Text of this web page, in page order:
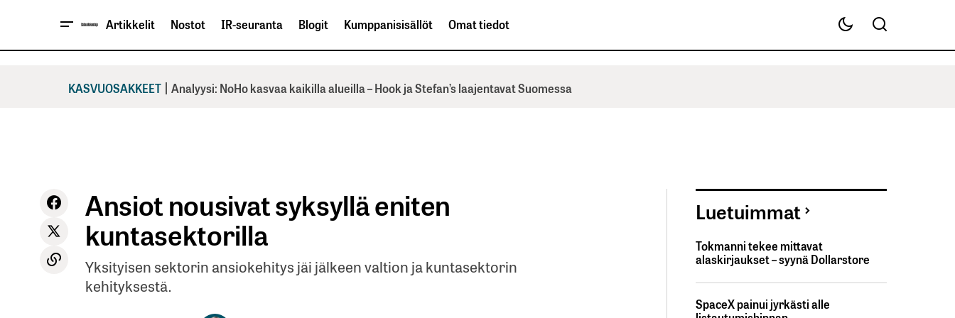
Artikkelit Nostot IR-seuranta Blogit Kumppanisisällöt Omat tiedot
KASVUOSAKKEET | Analyysi: NoHo kasvaa kaikilla alueilla – Hook ja Stefan’s laajentavat Suomessa
Ansiot nousivat syksyllä eniten
kuntasektorilla
Yksityisen sektorin ansiokehitys jäi jälkeen valtion ja kuntasektorin
kehityksestä.
Luetuimmat
Tokmanni tekee mittavat
alaskirjaukset – syynä Dollarstore
SpaceX painui jyrkästi alle